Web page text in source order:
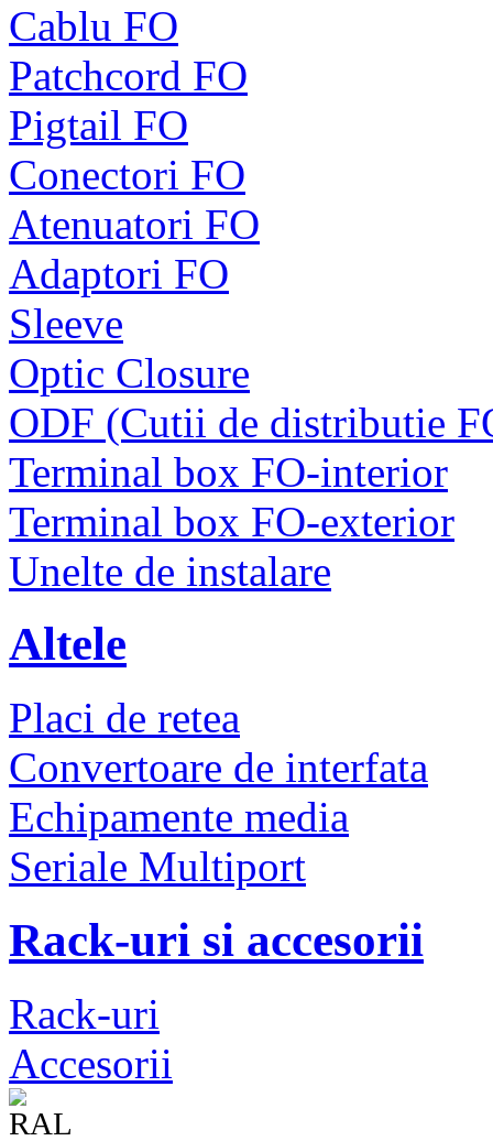
Cablu FO
Patchcord FO
Pigtail FO
Conectori FO
Atenuatori FO
Adaptori FO
Sleeve
Optic Closure
ODF (Cutii de distributie
Terminal box FO-interior
Terminal box FO-exterior
Unelte de instalare
Altele
Placi de retea
Convertoare de interfata
Echipamente media
Seriale Multiport
Rack-uri si accesorii
Rack-uri
Accesorii